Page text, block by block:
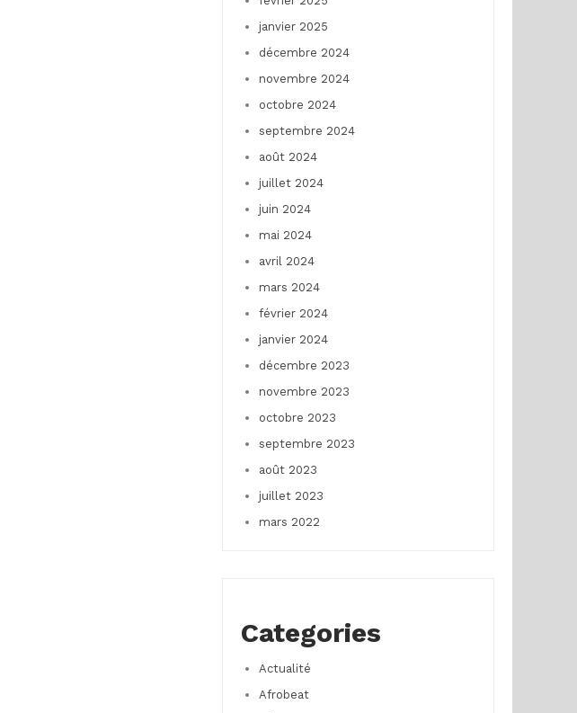
janvier 2025
décembre 2024
novembre 2024
octobre 2024
septembre 2024
août 2024
juillet 2024
juin 2024
mai 2024
avril 2024
mars 2024
février 2024
janvier 2024
décembre 2023
novembre 2023
octobre 2023
septembre 2023
août 2023
juillet 2023
mars 2022
Categories
Actualité
Afrobeat